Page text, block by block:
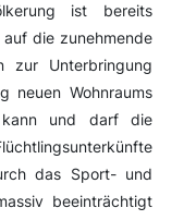
ist bereits
die zunehmende
zur Unterbringung
neuen Wohnraums
kann und darf die
das Sport- und
beeinträchtigt